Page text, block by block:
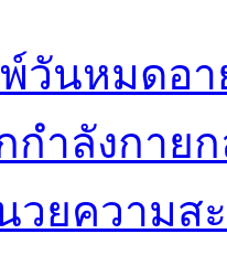
วันหมดอา
กำลังกาย
วยความส